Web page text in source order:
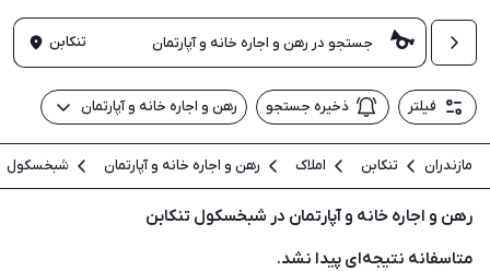
تنکابن
فیلتر ذخیره جستجو رهن و اجاره خانه و آپارتمان
مازندران تنکابن املاک رهن و اجاره خانه و آپارتمان شبخسکول
رهن و اجاره خانه و آپارتمان در شبخسکول تنکابن
متاسفانه نتیجه‌ای پیدا نشد.